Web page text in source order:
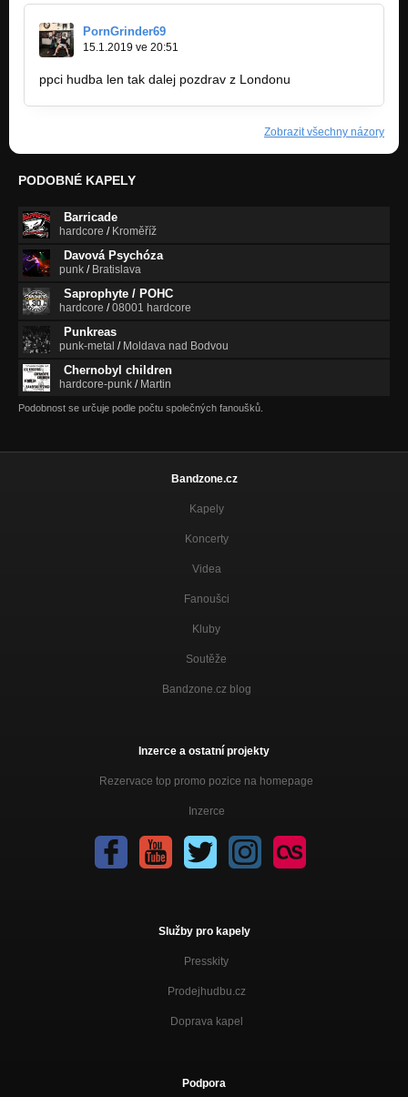
PornGrinder69
15.1.2019 ve 20:51
ppci hudba len tak dalej pozdrav z Londonu
Zobrazit všechny názory
PODOBNÉ KAPELY
Barricade
hardcore / Kroměříž
Davová Psychóza
punk / Bratislava
Saprophyte / POHC
hardcore /08001 hardcore
Punkreas
punk-metal / Moldava nad Bodvou
Chernobyl children
hardcore-punk / Martin
Podobnost se určuje podle počtu společných fanoušků.
Bandzone.cz
Kapely
Koncerty
Videa
Fanoušci
Kluby
Soutěže
Bandzone.cz blog
Inzerce a ostatní projekty
Rezervace top promo pozice na homepage
Inzerce
Služby pro kapely
Presskity
Prodejhudbu.cz
Doprava kapel
Podpora